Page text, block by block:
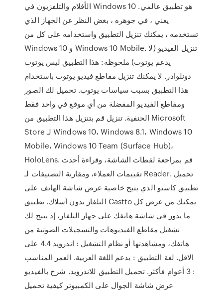
الأفلام والتلفزيون في Windows 10 هو تطبيق عالمي.
يعني ، في جوهره ، بغض النظر عن الجهاز الذي
تستخدمه ، يمكنك تنزيل التطبيق واستخدامه على كل من
Windows 10 و Windows 10 Mobile. تنزيل الفيديو (لا
يدعم يوتوب) ملحوظة: هذا التطبيق ليس يوتوب
دونلوادر. لا يمكنك تنزيل مقاطع فيديو يوتوب باستخدام
هذا التطبيق بسبب سياسات يوتوب. تحميل لك الصور
ومقاطع الفيديو المفضلة من أي موقع في واحد فقط
الحنفية. تنزيل قم بتنزيل هذا التطبيق من Microsoft
Store لـ Windows 10، Windows 8.1، Windows 10
Mobile، Windows 10 Team (Surface Hub)،
HoloLens. قم بمراجعة لقطات الشاشة، وقراءة أحدث
تقييمات العملاء، ومقارنة التصنيفات لـ Reader. تحميل
تطبيق كاستو الذي يتيح خاصية عرض شاشة الهاتف على
التلفاز بدون أسلاك. تطبيق Castto يمكنك من عرض كل
ما يدور في شاشة هاتفك على جهاز التلفاز، إذ يتيح لك
تشغيل مقاطع الفيديوهات والتسجيلات الصوتية من
هاتفك، ومشاهدتها أو نظام التشغيل : اندرويد 4.4 على
الاقل. لغة التطبيق : يدعم اللغة العربية. العمر المناسب
: 3 أعوام فأكثر. تحميل التطبيق للاندرويد. شرح بالفيديو
عرض شاشة الجوال على الكمبيوتر كيفية تحميل